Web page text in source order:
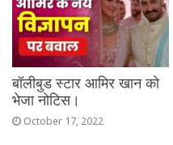
बॉलीबुड स्टार आमिर खान को
भेजा नोटिस।
October 17, 2022